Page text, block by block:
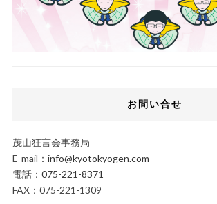
お問い合せ
茂山狂言会事務局
E-mail： info@kyotokyogen.com
電話： 075-221-8371
FAX：075-221-1309